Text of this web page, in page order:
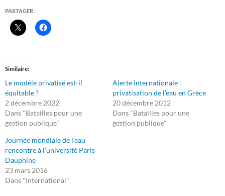
PARTAGER :
Similaire
Le modèle privatisé est-il
équitable ?
2 décembre 2022
Dans "Batailles pour une
gestion publique"
Alerte internationale :
privatisation de l’eau en Grèce
20 décembre 2012
Dans "Batailles pour une
gestion publique"
Journée mondiale de l’eau
rencontre à l’université Paris
Dauphine
23 mars 2016
Dans "International"